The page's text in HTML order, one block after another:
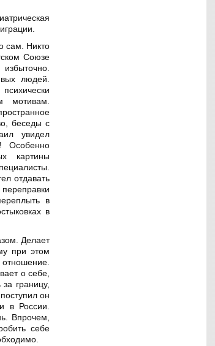
сам. Никто
Союзе
людей.
мотивам.
беседы с
увидел
Особенно
картины
отдавать
в
в
Делает
при этом
о себе,
границу,
он
в России.
Впрочем,
себе